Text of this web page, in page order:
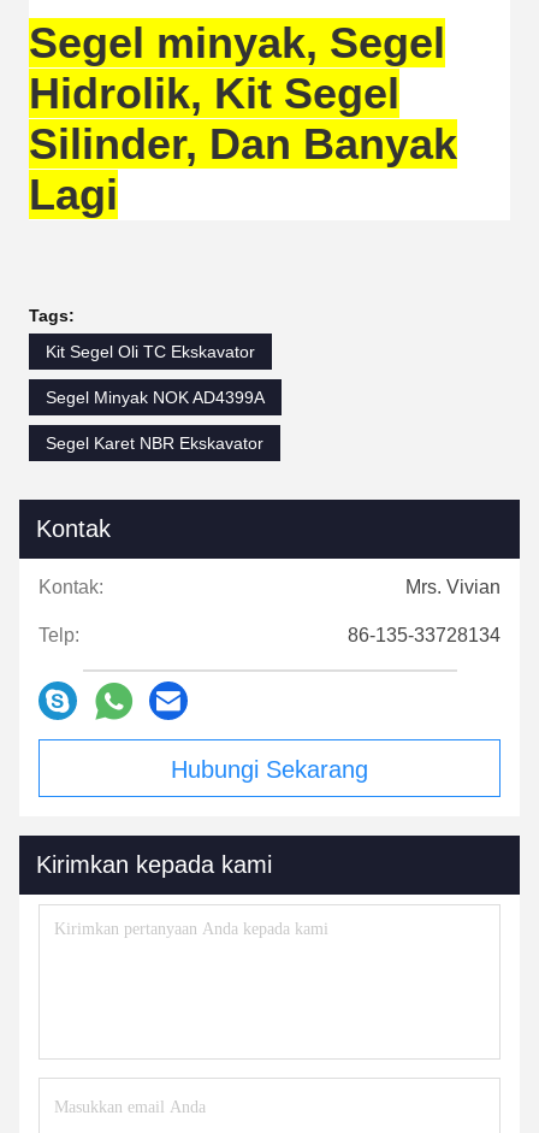
Segel minyak, Segel
Hidrolik, Kit Segel
Silinder, Dan Banyak
Lagi
Tags:
Kit Segel Oli TC Ekskavator
Segel Minyak NOK AD4399A
Segel Karet NBR Ekskavator
Kontak
Kontak: Mrs. Vivian
Telp: 86-135-33728134
Hubungi Sekarang
Kirimkan kepada kami